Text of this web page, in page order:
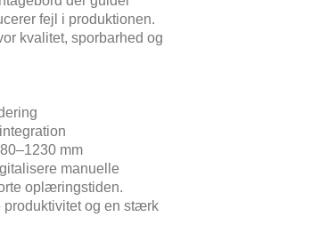
fejl i produktionen.
kvalitet, sporbarhed og
mm
manuelle
oplæringstiden.
produktivitet og en stærk